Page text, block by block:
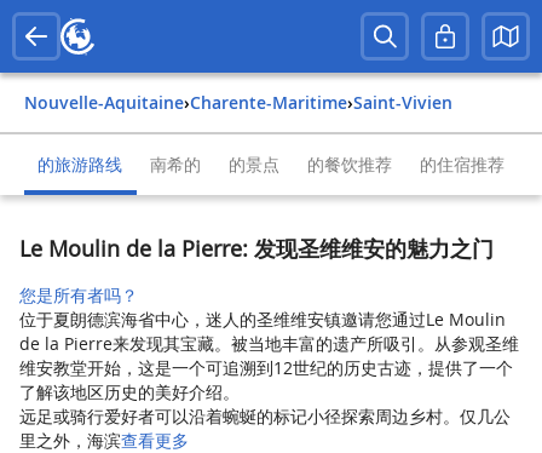
Nouvelle-Aquitaine› Charente-Maritime› Saint-Vivien
的旅游路线 南希的 的景点 的餐饮推荐 的住宿推荐
Le Moulin de la Pierre: 发现圣维维安的魅力之门
您是所有者吗？
位于夏朗德滨海省中心，迷人的圣维维安镇邀请您通过Le Moulin
de la Pierre来发现其宝藏。被当地丰富的遗产所吸引。从参观圣维
维安教堂开始，这是一个可追溯到12世纪的历史古迹，提供了一个
了解该地区历史的美好介绍。
远足或骑行爱好者可以沿着蜿蜒的标记小径探索周边乡村。仅几公
里之外，海滨查看更多